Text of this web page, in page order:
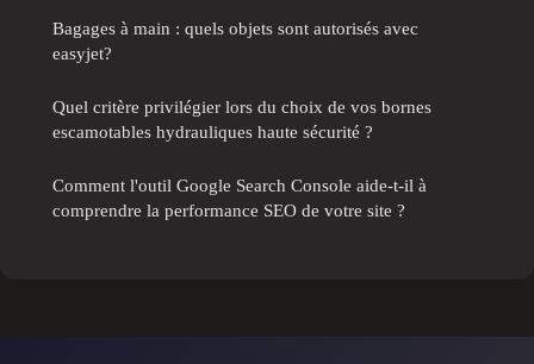
Bagages à main : quels objets sont autorisés avec
easyjet?
Quel critère privilégier lors du choix de vos bornes
escamotables hydrauliques haute sécurité ?
Comment l'outil Google Search Console aide-t-il à
comprendre la performance SEO de votre site ?